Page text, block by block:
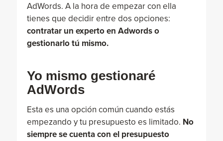
AdWords. A la hora de empezar con ella
tienes que decidir entre dos opciones:
contratar un experto en Adwords o
gestionarlo tú mismo.
Yo mismo gestionaré
AdWords
Esta es una opción común cuando estás
empezando y tu presupuesto es limitado. No
siempre se cuenta con el presupuesto